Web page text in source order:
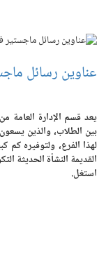
عناوين رسائل
يعد قسم الإدارة العامة
بين الطلاب، والذين يسعون
لهذا الفرع، ولتوفيره كم
القديمة النشأة الحديثة
استغل.